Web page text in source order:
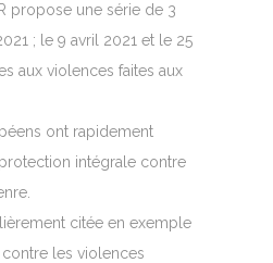
propose une série de 3
; le 9 avril 2021 et le 25
aux violences faites aux
ont rapidement
intégrale contre
citée en exemple
les violences